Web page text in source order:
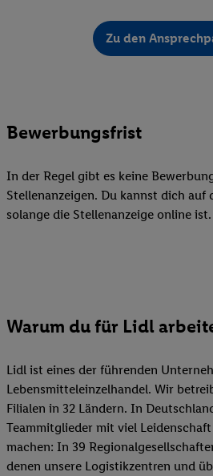
Zu den
Bewerbungsfrist
In der Regel gibt es keine
Stellenanzeigen. Du kannst dich auf
solange die Stellenanzeige online ist.
Warum du für Lidl
Lidl ist eines der führenden
Lebensmitteleinzelhandel. Wir
Filialen in 32 Ländern. In
Teammitglieder mit viel
machen: In 39
denen unsere Logistikzentren und